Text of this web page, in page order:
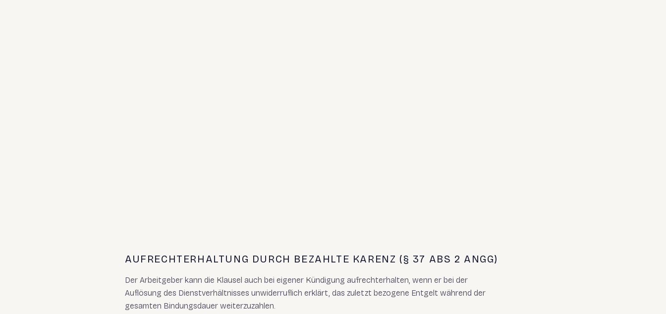
AUFRECHTERHALTUNG DURCH BEZAHLTE KARENZ (§ 37 ABS 2 ANGG)
Der Arbeitgeber kann die Klausel auch bei eigener Kündigung aufrechterhalten, wenn er bei der
Auflösung des Dienstverhältnisses unwiderruflich erklärt, das zuletzt bezogene Entgelt während der
gesamten Bindungsdauer weiterzuzahlen.